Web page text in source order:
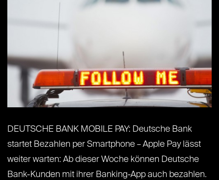
DEUTSCHE BANK MOBILE PAY: Deutsche Bank
startet Bezahlen per Smartphone – Apple Pay lässt
weiter warten: Ab dieser Woche können Deutsche
Bank-Kunden mit ihrer Banking-App auch bezahlen.